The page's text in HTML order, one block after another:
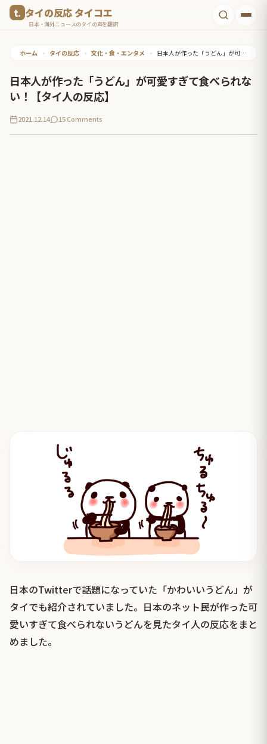
タイの反応 タイコエ
日本・海外ニュースのタイの声を翻訳
ホーム • タイの反応 • 文化・食・エンタメ • 日本人が作った「うどん」が可愛すぎて食べられない！【タイ人の反応】
日本人が作った「うどん」が可愛すぎて食べられな
い！【タイ人の反応】
2021.12.14 15 Comments
日本のTwitterで話題になっていた「かわいいうどん」が
タイでも紹介されていました。日本のネット民が作った可
愛いすぎて食べられないうどんを見たタイ人の反応をまと
めました。